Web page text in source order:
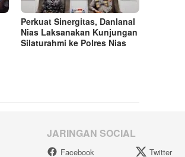
Perkuat Sinergitas, Danlanal
Nias Laksanakan Kunjungan
Silaturahmi ke Polres Nias
JARINGAN SOCIAL
Facebook Twitter